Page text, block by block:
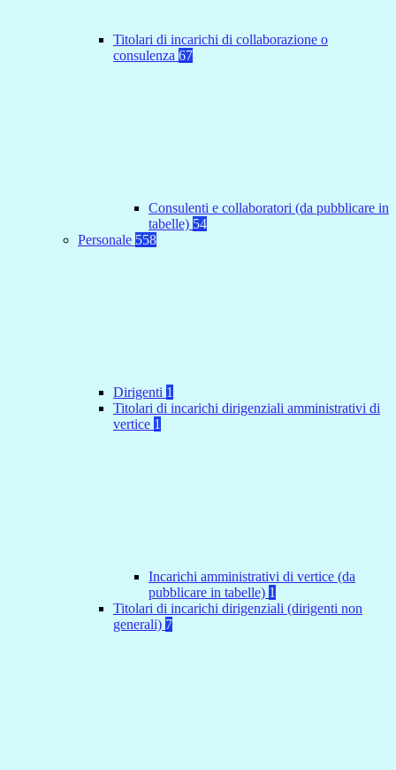
Titolari di incarichi di collaborazione o
consulenza 67
Consulenti e collaboratori (da pubblicare in
tabelle) 54
Personale 558
Dirigenti 1
Titolari di incarichi dirigenziali amministrativi di
vertice 1
Incarichi amministrativi di vertice (da
pubblicare in tabelle) 1
Titolari di incarichi dirigenziali (dirigenti non
generali) 7